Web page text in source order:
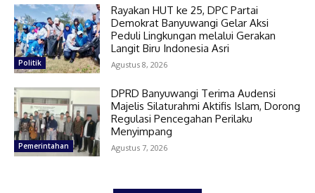
Politik
Rayakan HUT ke 25, DPC Partai
Demokrat Banyuwangi Gelar Aksi
Peduli Lingkungan melalui Gerakan
Langit Biru Indonesia Asri
Agustus 8, 2026
Pemerintahan
DPRD Banyuwangi Terima Audensi
Majelis Silaturahmi Aktifis Islam, Dorong
Regulasi Pencegahan Perilaku
Menyimpang
Agustus 7, 2026